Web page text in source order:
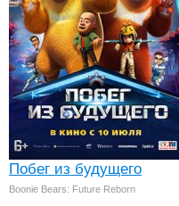
Побег из будущего
Boonie Bears: Future Reborn